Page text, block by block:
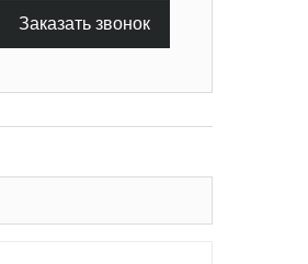
Заказать звонок